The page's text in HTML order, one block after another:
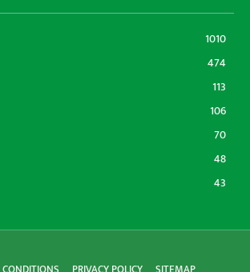
1010
474
113
106
70
48
43